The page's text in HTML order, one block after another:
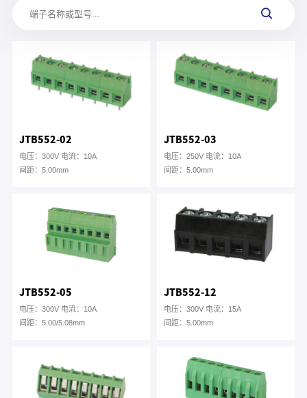
JTB552-02
电压：300V 电流：10A
间距：5.00mm
JTB552-03
电压：250V 电流：10A
间距：5.00mm
JTB552-05
电压：300V 电流：10A
间距：5.00/5.08mm
JTB552-12
电压：300V 电流：15A
间距：5.00mm